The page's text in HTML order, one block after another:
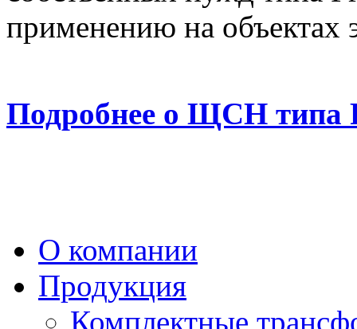
применению на объектах
Подробнее о ЩСН типа
О компании
Продукция
Комплектные